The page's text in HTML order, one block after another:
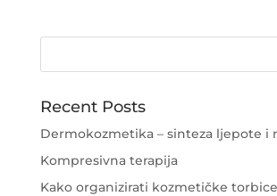
Recent Posts
Dermokozmetika – sinteza ljepote i
Kompresivna terapija
Kako organizirati kozmetičke